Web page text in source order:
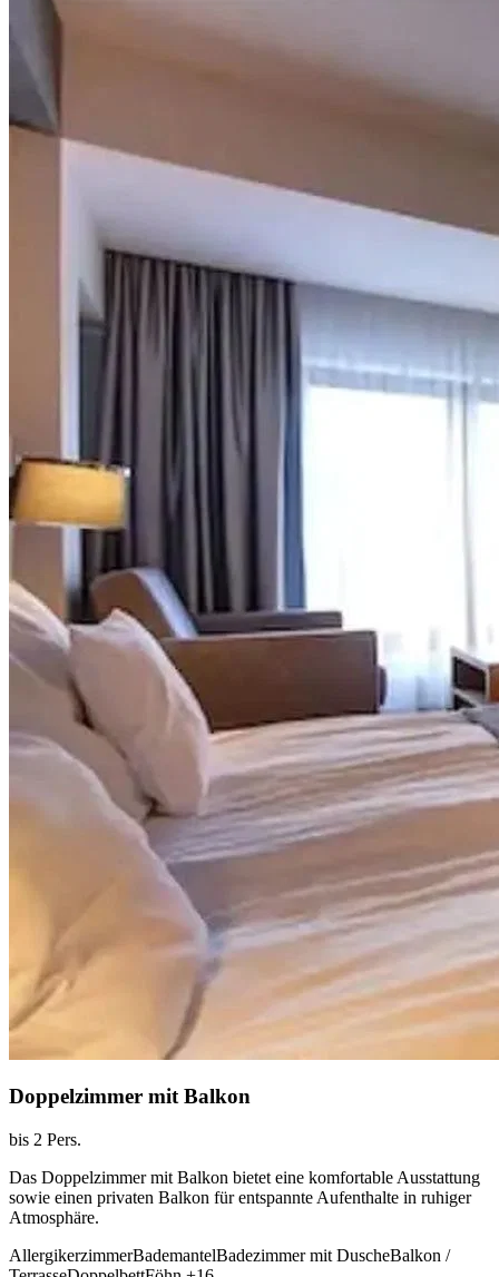
Doppelzimmer mit Balkon
bis 2 Pers.
Das Doppelzimmer mit Balkon bietet eine komfortable Ausstattung
sowie einen privaten Balkon für entspannte Aufenthalte in ruhiger
Atmosphäre.
AllergikerzimmerBademantelBadezimmer mit DuscheBalkon /